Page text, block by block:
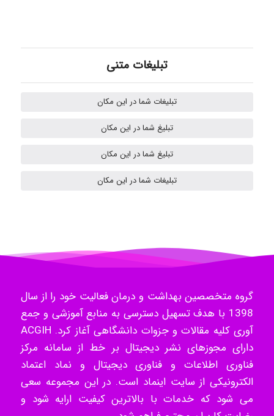
ilhan200
Radman Amini
تبلیغات متنی
تبلیغات شما در این مکان
تبلیغ شما در این مکان
تبلیغ شما در این مکان
تبلیغات شما در این مکان
گروه متخصصین بهداشت و درمان فعالیت خود را از سال
1398 با هدف تسهیل دسترسی به منابع آموزشی و جمع
آوری کلیه مقالات و جزوات دانشگاهی آغاز کرد. ACGIH
دارای مجوزهای نشر دیجیتال بر خط از سامانه مرکز
فناوری اطلاعات و فناوری دیجیتال و نماد اعتماد
الکترونیکی از سایت اینماد است. در این مجموعه سعی
می شود که خدمات با بالاترین کیفیت ارایه شود و